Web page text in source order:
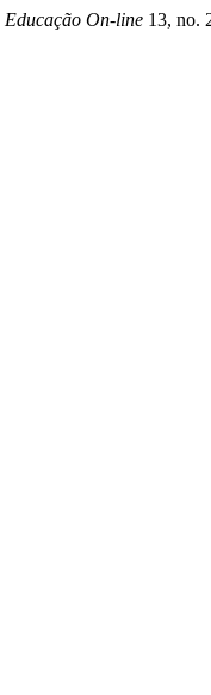
Educação On-line 13, no.